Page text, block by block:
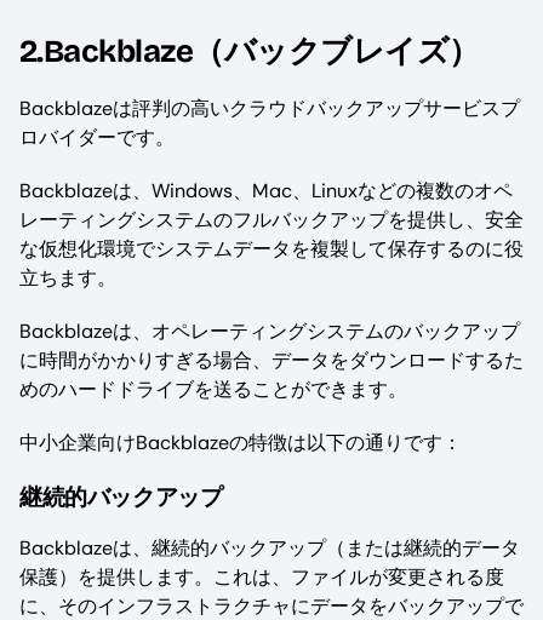
2.Backblaze（バックブレイズ）
Backblazeは評判の高いクラウドバックアップサービスプ
ロバイダーです。
Backblazeは、Windows、Mac、Linuxなどの複数のオペ
レーティングシステムのフルバックアップを提供し、安全
な仮想化環境でシステムデータを複製して保存するのに役
立ちます。
Backblazeは、オペレーティングシステムのバックアップ
に時間がかかりすぎる場合、データをダウンロードするた
めのハードドライブを送ることができます。
中小企業向けBackblazeの特徴は以下の通りです：
継続的バックアップ
Backblazeは、継続的バックアップ（または継続的データ
保護）を提供します。これは、ファイルが変更される度
に、そのインフラストラクチャにデータをバックアップで